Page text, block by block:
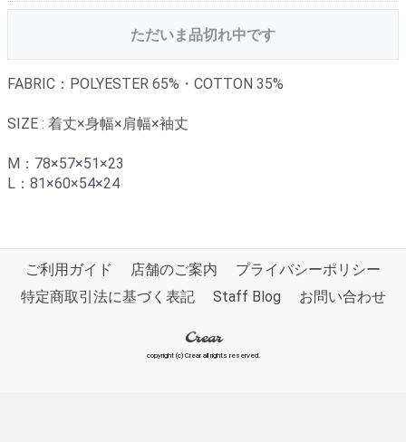
ただいま品切れ中です
FABRIC：POLYESTER 65%・COTTON 35%
SIZE : 着丈×身幅×肩幅×袖丈
M：78×57×51×23
L：81×60×54×24
ご利用ガイド 店舗のご案内
プライバシーポリシー
特定商取引法に基づく表記
Staff Blog お問い合わせ
Crear
copyright (c) Crear all rights reserved.